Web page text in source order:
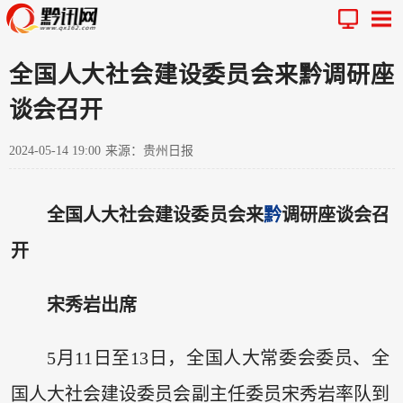
全国人大社会建设委员会来黔调研座
谈会召开
2024-05-14 19:00 来源：贵州日报
全国人大社会建设委员会来黔调研座谈会召
开
宋秀岩出席
5月11日至13日，全国人大常委会委员、全
国人大社会建设委员会副主任委员宋秀岩率队到